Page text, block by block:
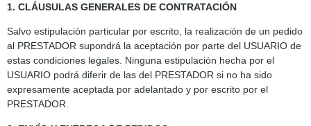
1. CLÁUSULAS GENERALES DE CONTRATACIÓN
Salvo estipulación particular por escrito, la realización de un pedido
al PRESTADOR supondrá la aceptación por parte del USUARIO de
estas condiciones legales. Ninguna estipulación hecha por el
USUARIO podrá diferir de las del PRESTADOR si no ha sido
expresamente aceptada por adelantado y por escrito por el
PRESTADOR.